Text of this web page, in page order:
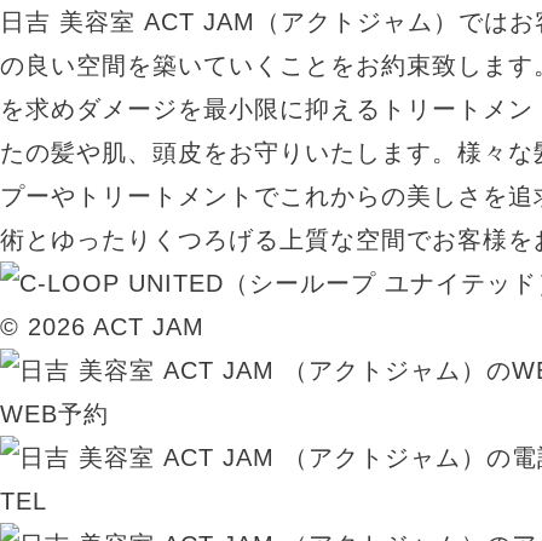
日吉 美容室 ACT JAM（アクトジャム）では
の良い空間を築いていくことをお約束致しま
を求めダメージを最小限に抑えるトリートメ
たの髪や肌、頭皮をお守りいたします。様々
プーやトリートメントでこれからの美しさを
術とゆったりくつろげる上質な空間でお客様
© 2026 ACT JAM
WEB予約
TEL